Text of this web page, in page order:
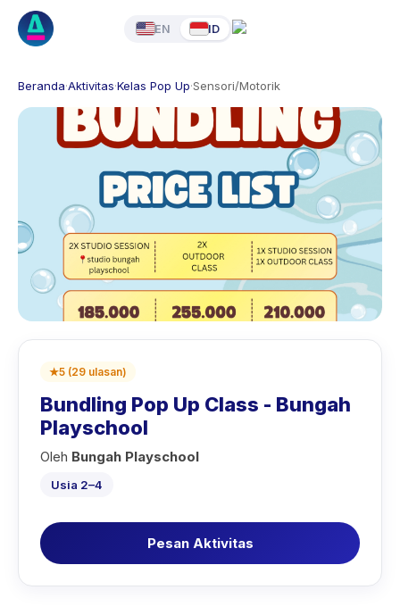
EN ID
Beranda·Aktivitas·Kelas Pop Up·Sensori/Motorik
★5 (29 ulasan)
Bundling Pop Up Class - Bungah
Playschool
Oleh Bungah Playschool
Usia 2–4
Pesan Aktivitas